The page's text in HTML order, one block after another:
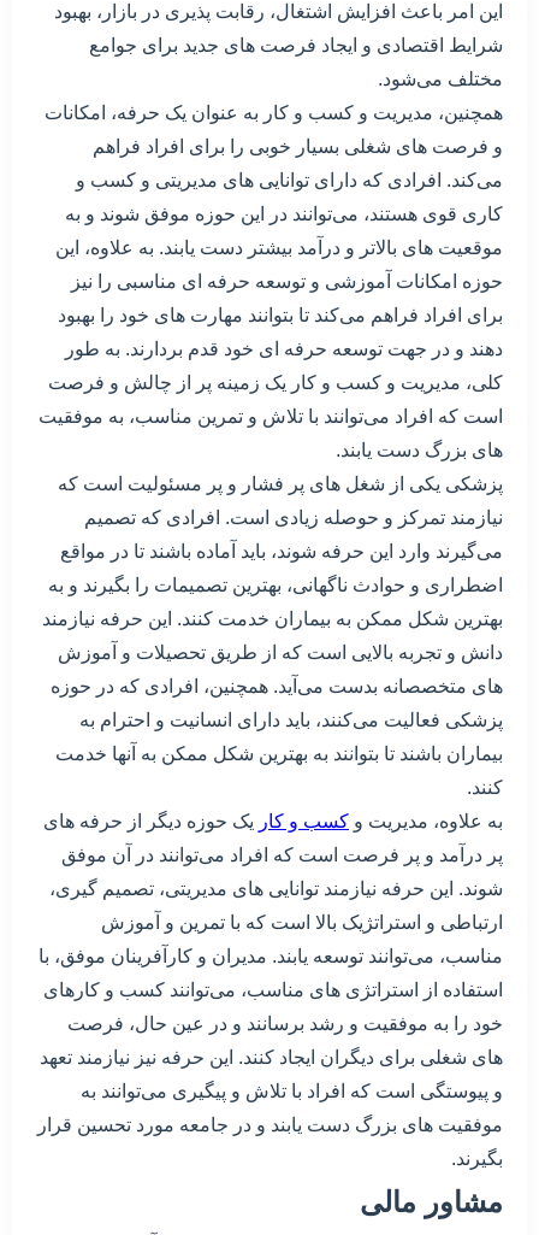
این امر باعث افزایش اشتغال، رقابت پذیری در بازار، بهبود
شرایط اقتصادی و ایجاد فرصت های جدید برای جوامع
مختلف می‌شود.
همچنین، مدیریت و کسب و کار به عنوان یک حرفه، امکانات
و فرصت های شغلی بسیار خوبی را برای افراد فراهم
می‌کند. افرادی که دارای توانایی های مدیریتی و کسب و
کاری قوی هستند، می‌توانند در این حوزه موفق شوند و به
موقعیت های بالاتر و درآمد بیشتر دست یابند. به علاوه، این
حوزه امکانات آموزشی و توسعه حرفه ای مناسبی را نیز
برای افراد فراهم می‌کند تا بتوانند مهارت های خود را بهبود
دهند و در جهت توسعه حرفه ای خود قدم بردارند. به طور
کلی، مدیریت و کسب و کار یک زمینه پر از چالش و فرصت
است که افراد می‌توانند با تلاش و تمرین مناسب، به موفقیت
های بزرگ دست یابند.
پزشکی یکی از شغل های پر فشار و پر مسئولیت است که
نیازمند تمرکز و حوصله زیادی است. افرادی که تصمیم
می‌گیرند وارد این حرفه شوند، باید آماده باشند تا در مواقع
اضطراری و حوادث ناگهانی، بهترین تصمیمات را بگیرند و به
بهترین شکل ممکن به بیماران خدمت کنند. این حرفه نیازمند
دانش و تجربه بالایی است که از طریق تحصیلات و آموزش
های متخصصانه بدست می‌آید. همچنین، افرادی که در حوزه
پزشکی فعالیت می‌کنند، باید دارای انسانیت و احترام به
بیماران باشند تا بتوانند به بهترین شکل ممکن به آنها خدمت
کنند.
به علاوه، مدیریت و کسب و کار یک حوزه دیگر از حرفه های
پر درآمد و پر فرصت است که افراد می‌توانند در آن موفق
شوند. این حرفه نیازمند توانایی های مدیریتی، تصمیم گیری،
ارتباطی و استراتژیک بالا است که با تمرین و آموزش
مناسب، می‌توانند توسعه یابند. مدیران و کارآفرینان موفق، با
استفاده از استراتژی های مناسب، می‌توانند کسب و کارهای
خود را به موفقیت و رشد برسانند و در عین حال، فرصت
های شغلی برای دیگران ایجاد کنند. این حرفه نیز نیازمند تعهد
و پیوستگی است که افراد با تلاش و پیگیری می‌توانند به
موفقیت های بزرگ دست یابند و در جامعه مورد تحسین قرار
بگیرند.
مشاور مالی